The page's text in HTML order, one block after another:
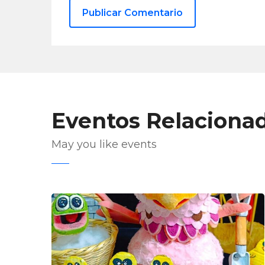
Eventos
May you like events